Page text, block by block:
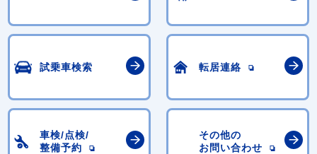
試乗車検索 転居連絡
車検/点検/
整備予約
その他の
お問い合わせ